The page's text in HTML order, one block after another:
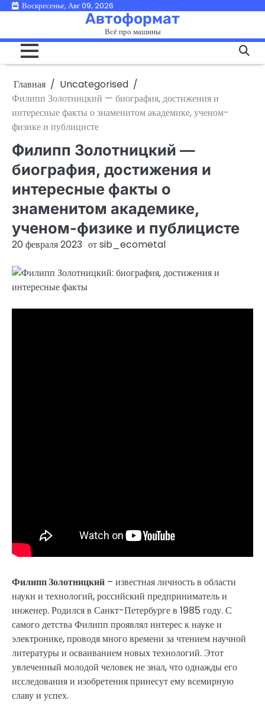
ПерейтиВоскресенье, Авг 09, 2026
Автоформат
Всё про машины
Главная
Uncategorised
Филипп Золотницкий — биография, достижения и
интересные факты о знаменитом академике, ученом-
физике и публицисте
Филипп Золотницкий —
биография, достижения и
интересные факты о
знаменитом академике,
ученом-физике и публицисте
20 февраля 2023 отsib_ecometal
Филипп Золотницкий – известная личность в области
науки и технологий, российский предприниматель и
инженер. Родился в Санкт-Петербурге в 1985 году. С
самого детства Филипп проявлял интерес к науке и
электронике, проводя много времени за чтением научной
литературы и осваиванием новых технологий. Этот
увлеченный молодой человек не знал, что однажды его
исследования и изобретения принесут ему всемирную
славу и успех.